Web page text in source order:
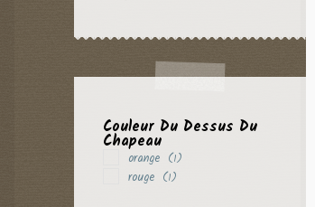
Couleur Du Dessus Du
Chapeau
orange (1)
rouge (1)